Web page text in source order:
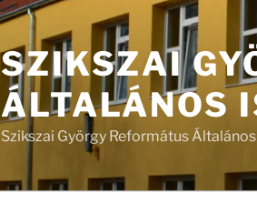
SZIKSZAI
ÁLTALÁNOS
Szikszai György Református